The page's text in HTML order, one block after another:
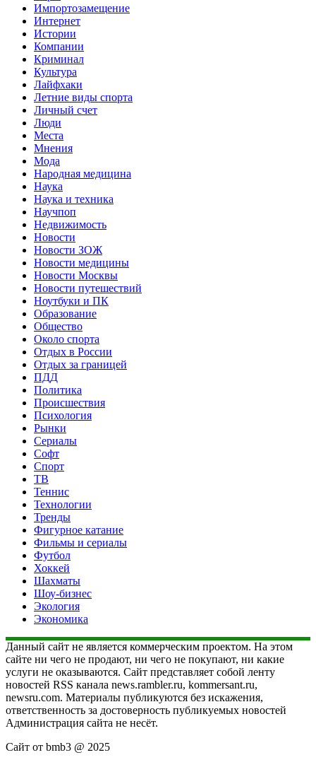
Импортозамещение
Интернет
Истории
Компании
Криминал
Культура
Лайфхаки
Летние виды спорта
Личный счет
Люди
Места
Мнения
Мода
Народная медицина
Наука
Наука и техника
Научпоп
Недвижимость
Новости
Новости ЗОЖ
Новости медицины
Новости Москвы
Новости путешествий
Ноутбуки и ПК
Образование
Общество
Около спорта
Отдых в России
Отдых за границей
ПДД
Политика
Происшествия
Психология
Рынки
Сериалы
Софт
Спорт
ТВ
Теннис
Технологии
Тренды
Фигурное катание
Фильмы и сериалы
Футбол
Хоккей
Шахматы
Шоу-бизнес
Экология
Экономика
Данный сайт не является коммерческим проектом. На этом
сайте ни чего не продают, ни чего не покупают, ни какие
услуги не оказываются. Сайт представляет собой ленту
новостей RSS канала news.rambler.ru, kommersant.ru,
newsru.com. Материалы публикуются без искажения,
ответственность за достоверность публикуемых новостей
Администрация сайта не несёт.
Сайт от bmb3 @ 2025